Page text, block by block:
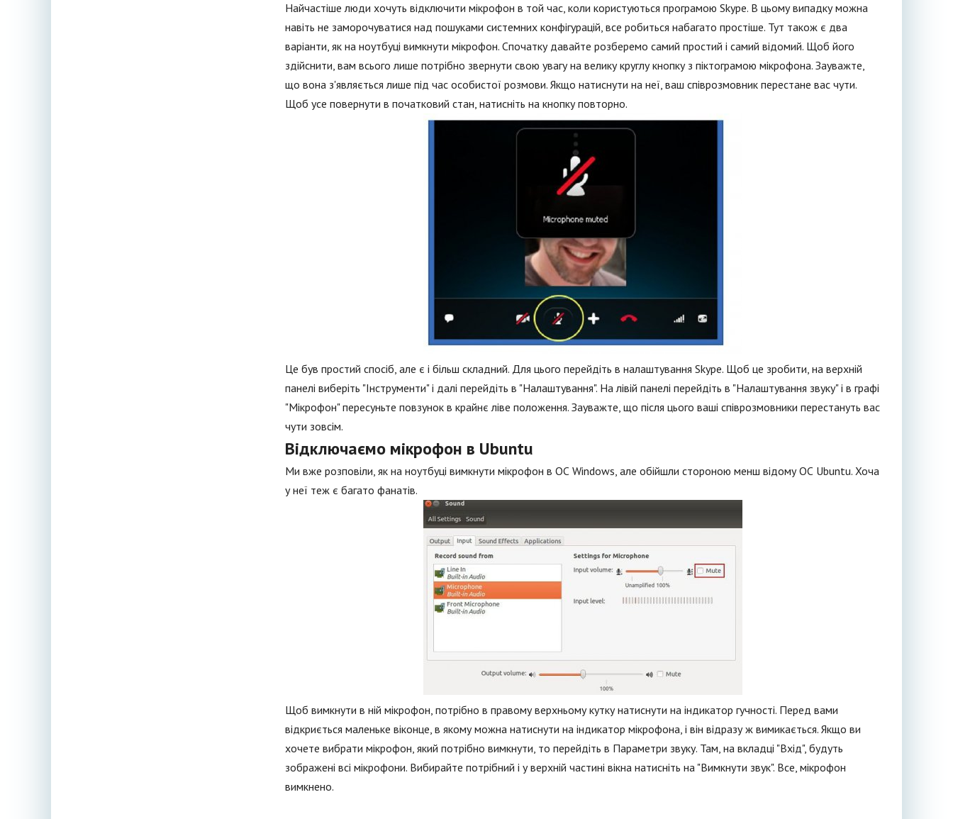
Найчастіше люди хочуть відключити мікрофон в той час, коли користуються програмою Skype. В цьому випадку можна
навіть не заморочуватися над пошуками системних конфігурацій, все робиться набагато простіше. Тут також є два
варіанти, як на ноутбуці вимкнути мікрофон. Спочатку давайте розберемо самий простий і самий відомий. Щоб його
здійснити, вам всього лише потрібно звернути свою увагу на велику круглу кнопку з піктограмою мікрофона. Зауважте,
що вона з'являється лише під час особистої розмови. Якщо натиснути на неї, ваш співрозмовник перестане вас чути.
Щоб усе повернути в початковий стан, натисніть на кнопку повторно.
Це був простий спосіб, але є і більш складний. Для цього перейдіть в налаштування Skype. Щоб це зробити, на верхній
панелі виберіть "Інструменти" і далі перейдіть в "Налаштування". На лівій панелі перейдіть в "Налаштування звуку" і в графі
"Мікрофон" пересуньте повзунок в крайнє ліве положення. Зауважте, що після цього ваші співрозмовники перестануть вас
чути зовсім.
Відключаємо мікрофон в Ubuntu
Ми вже розповіли, як на ноутбуці вимкнути мікрофон в ОС Windows, але обійшли стороною менш відому ОС Ubuntu. Хоча
у неї теж є багато фанатів.
Щоб вимкнути в ній мікрофон, потрібно в правому верхньому кутку натиснути на індикатор гучності. Перед вами
відкриється маленьке віконце, в якому можна натиснути на індикатор мікрофона, і він відразу ж вимикається. Якщо ви
хочете вибрати мікрофон, який потрібно вимкнути, то перейдіть в Параметри звуку. Там, на вкладці "Вхід", будуть
зображені всі мікрофони. Вибирайте потрібний і у верхній частині вікна натисніть на "Вимкнути звук". Все, мікрофон
вимкнено.